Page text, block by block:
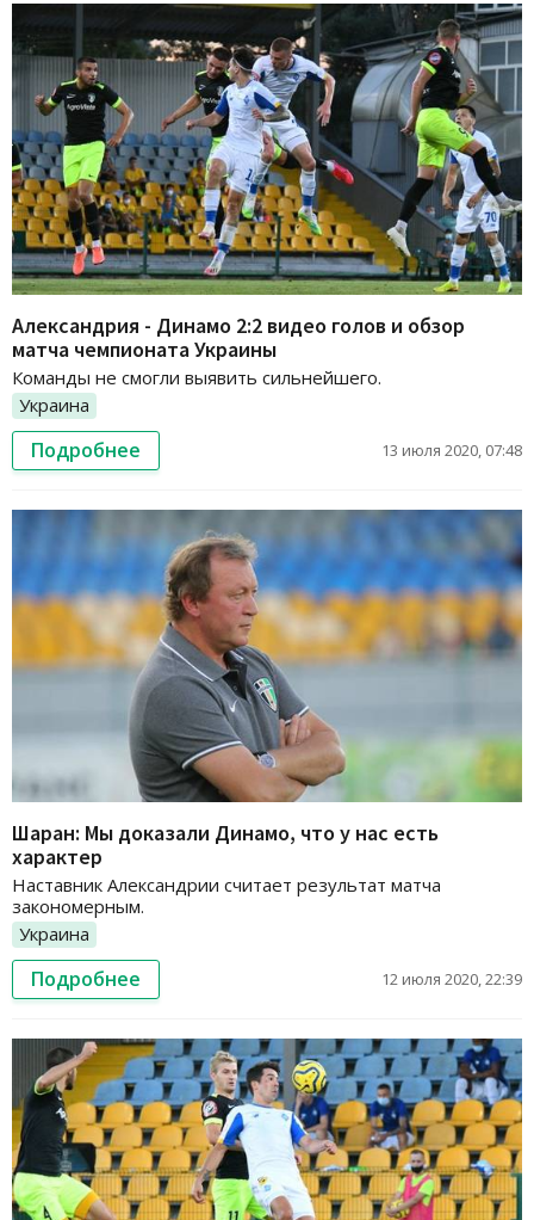
Александрия - Динамо 2:2 видео голов и обзор
матча чемпионата Украины
Команды не смогли выявить сильнейшего.
Украина
Подробнее 13 июля 2020, 07:48
Шаран: Мы доказали Динамо, что у нас есть
характер
Наставник Александрии считает результат матча
закономерным.
Украина
Подробнее 12 июля 2020, 22:39